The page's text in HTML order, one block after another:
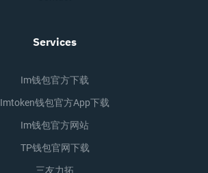
Services
Im钱包官方下载
Imtoken钱包官方app下载
Im钱包官方网站
TP钱包官网下载
三友力拓